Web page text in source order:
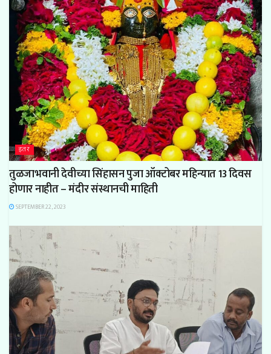
इतर
तुळजाभवानी देवीच्या सिंहासन पुजा ऑक्टोबर महिन्यात 13 दिवस
होणार नाहीत – मंदीर संस्थानची माहिती
SEPTEMBER 22, 2023